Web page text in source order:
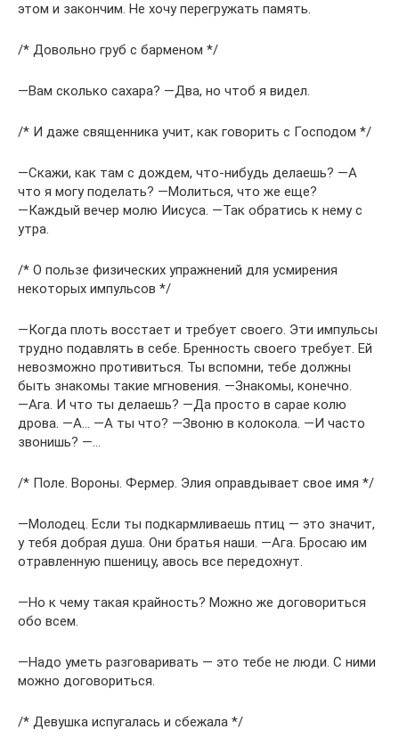
этом и закончим. Не хочу перегружать память.
/* Довольно груб с барменом */
―Вам сколько сахара? ―Два, но чтоб я видел.
/* И даже священника учит, как говорить с Господом */
―Скажи, как там с дождем, что-нибудь делаешь? ―А
что я могу поделать? ―Молиться, что же еще?
―Каждый вечер молю Иисуса. ―Так обратись к нему с
утра.
/* О пользе физических упражнений для усмирения
некоторых импульсов */
―Когда плоть восстает и требует своего. Эти импульсы
трудно подавлять в себе. Бренность своего требует. Ей
невозможно противиться. Ты вспомни, тебе должны
быть знакомы такие мгновения. ―Знакомы, конечно.
―Ага. И что ты делаешь? ―Да просто в сарае колю
дрова. ―А… ―А ты что? ―Звоню в колокола. ―И часто
звонишь? ―…
/* Поле. Вороны. Фермер. Элия оправдывает свое имя */
―Молодец. Если ты подкармливаешь птиц — это значит,
у тебя добрая душа. Они братья наши. ―Ага. Бросаю им
отравленную пшеницу, авось все передохнут.
―Но к чему такая крайность? Можно же договориться
обо всем.
―Надо уметь разговаривать — это тебе не люди. С ними
можно договориться.
/* Девушка испугалась и сбежала */